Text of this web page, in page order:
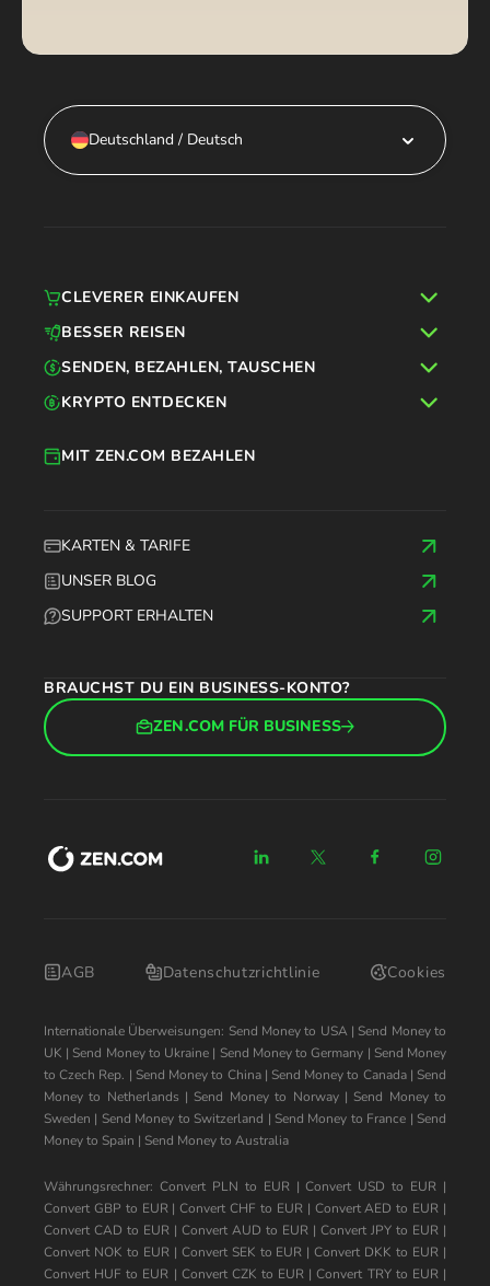
Deutschland / Deutsch
KARTEN & TARIFE
UNSER BLOG
SUPPORT ERHALTEN
MIT ZEN.COM BEZAHLEN
BRAUCHST DU EIN BUSINESS-KONTO?
ZEN.COM FÜR BUSINESS
CLEVERER EINKAUFEN
BESSER REISEN
SENDEN, BEZAHLEN, TAUSCHEN
KRYPTO ENTDECKEN
AGB Datenschutzrichtlinie Cookies
Internationale Überweisungen: Send Money to USA| Send Money to
UK | Send Money to Ukraine | Send Money to Germany | Send Money
to Czech Rep. | Send Money to China| Send Money to Canada| Send
Money to Netherlands | Send Money to Norway| Send Money to
Sweden | Send Money to Switzerland | Send Money to France | Send
Money to Spain | Send Money to Australia
Währungsrechner: Convert PLN to EUR|Convert USD to EUR |
Convert GBP to EUR|Convert CHF to EUR| Convert AED to EUR |
Convert CAD to EUR | Convert AUD to EUR | Convert JPY to EUR |
Convert NOK to EUR| Convert SEK to EUR |Convert DKK to EUR |
Convert HUF to EUR | Convert CZK to EUR |Convert TRY to EUR|